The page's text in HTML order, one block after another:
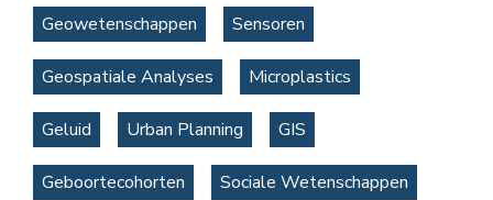
Geowetenschappen Sensoren
Geospatiale Analyses Microplastics
Geluid Urban Planning GIS
Geboortecohorten Sociale Wetenschappen